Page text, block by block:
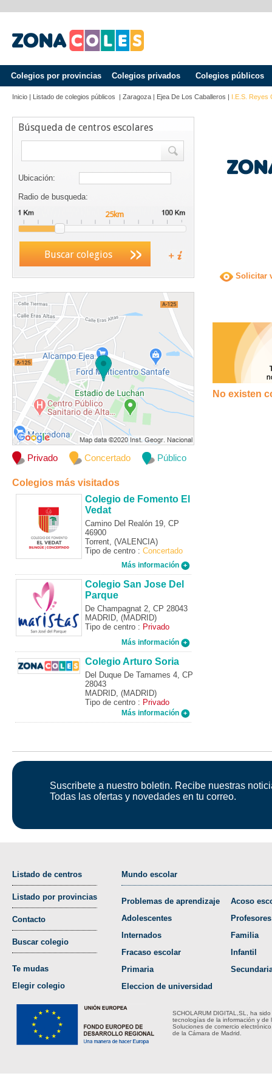
Colegios por provincias Colegios privados Colegios públicos
Inicio | Listado de colegios públicos | Zaragoza | Ejea De Los Caballeros | I.E.S. Reyes
Búsqueda de centros escolares
Ubicación:
Radio de busqueda:
Buscar colegios
Privado Concertado Público
Colegios más visitados
Colegio de Fomento El
Vedat
Camino Del Realón 19, CP
46900
Torrent, (VALENCIA)
Tipo de centro : Concertado
Más información
Colegio San Jose Del
Parque
De Champagnat 2, CP 28043
MADRID, (MADRID)
Tipo de centro : Privado
Más información
Colegio Arturo Soria
Del Duque De Tamames 4, CP
28043
MADRID, (MADRID)
Tipo de centro : Privado
Más información
Solicitar
No existen
Suscribete a nuestro boletin. Recibe nuestras
Todas las ofertas y novedades en tu correo.
Listado de centros
Listado por provincias
Contacto
Buscar colegio
Te mudas
Elegir colegio
Mundo escolar
Problemas de aprendizaje
Adolescentes
Internados
Fracaso escolar
Primaria
Eleccion de universidad
Acoso
Profesores
Familia
Infantil
SCHOLARUM DIGITAL,SL, ha
tecnologías de la información y de
Soluciones de comercio
de la Cámara de Madrid.